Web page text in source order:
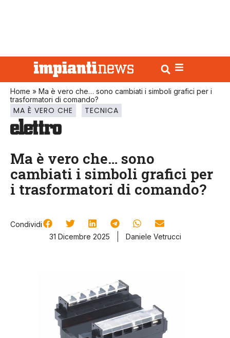
Home » Ma è vero che… sono cambiati i simboli grafici per i
trasformatori di comando?
MA È VERO CHE TECNICA
Ma è vero che… sono
cambiati i simboli grafici per
i trasformatori di comando?
Condividi
31 Dicembre 2025
Daniele Vetrucci